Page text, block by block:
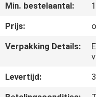
Min. bestelaantal:
Prijs:
Verpakking Details:
Levertijd: